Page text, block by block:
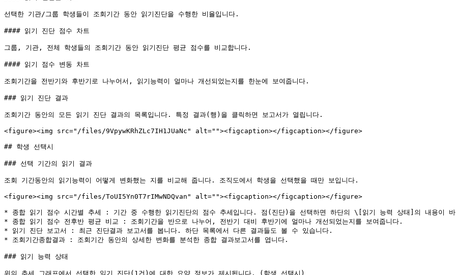
선택한 기관/그룹 학생들이 조회기간 동안 읽기진단을 수행한 비율입니다.
#### 읽기 진단 점수 차트
그룹, 기관, 전체 학생들의 조회기간 동안 읽기진단 평균 점수를 비교합니다.
#### 읽기 점수 변동 차트
조회기간을 전반기와 후반기로 나누어서, 읽기능력이 얼마나 개선되었는지를 한눈에 보여줍니다.
### 읽기 진단 결과
조회기간 동안의 모든 읽기 진단 결과의 목록입니다. 특정 결과(행)을 클릭하면 보고서가 열립니다.
<figure><img src="/files/9VpywKRhZLc7IH1JUaNc" alt=""><figcaption></figcaption></figure>
## 학생 선택시
### 선택 기간의 읽기 결과
조회 기간동안의 읽기능력이 어떻게 변화했는 지를 비교해 줍니다. 조직도에서 학생을 선택했을 때만 보입니다.
<figure><img src="/files/ToUI5Yn0T7rIMwNDQvan" alt=""><figcaption></figcaption></figure>
* 종합 읽기 점수 시간별 추세 : 기간 중 수행한 읽기진단의 점수 추세입니다. 점(진단)을 선택하면 하단의 \[읽기 능력 상태]의 내용이 바
* 종합 읽기 점수 전후반 평균 비교 : 조회기간을 반으로 나누어, 전반기 대비 후반기에 얼마나 개선되었는지를 보여줍니다.
* 읽기 진단 보고서 : 최근 진단결과 보고서를 봅니다. 하단 목록에서 다른 결과들도 볼 수 있습니다.
* 조회기간종합결과 : 조회기간 동안의 상세한 변화를 분석한 종합 결과보고서를 엽니다.
### 읽기 능력 상태
위의 추세 그래프에서 선택한 읽기 진단(1건)에 대한 요약 정보가 제시됩니다. (학생 선택시)